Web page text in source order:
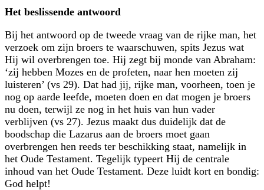
Het beslissende antwoord
Bij het antwoord op de tweede vraag van de rijke man, het
verzoek om zijn broers te waarschuwen, spits Jezus wat
Hij wil overbrengen toe. Hij zegt bij monde van Abraham:
‘zij hebben Mozes en de profeten, naar hen moeten zij
luisteren’ (vs 29). Dat had jij, rijke man, voorheen, toen je
nog op aarde leefde, moeten doen en dat mogen je broers
nu doen, terwijl ze nog in het huis van hun vader
verblijven (vs 27). Jezus maakt dus duidelijk dat de
boodschap die Lazarus aan de broers moet gaan
overbrengen hen reeds ter beschikking staat, namelijk in
het Oude Testament. Tegelijk typeert Hij de centrale
inhoud van het Oude Testament. Deze luidt kort en bondig:
God helpt!